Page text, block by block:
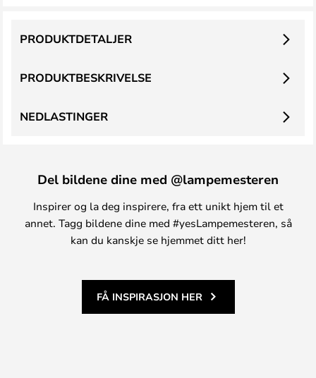
PRODUKTBESKRIVELSE
PRODUKTDETALJER
NEDLASTINGER
Del bildene dine med @lampemesteren
Inspirer og la deg inspirere, fra ett unikt hjem til et
annet. Tagg bildene dine med #yesLampemesteren, så
kan du kanskje se hjemmet ditt her!
FÅ INSPIRASJON HER